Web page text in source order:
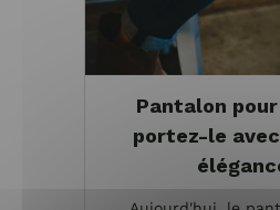
Pantalon
portez-le